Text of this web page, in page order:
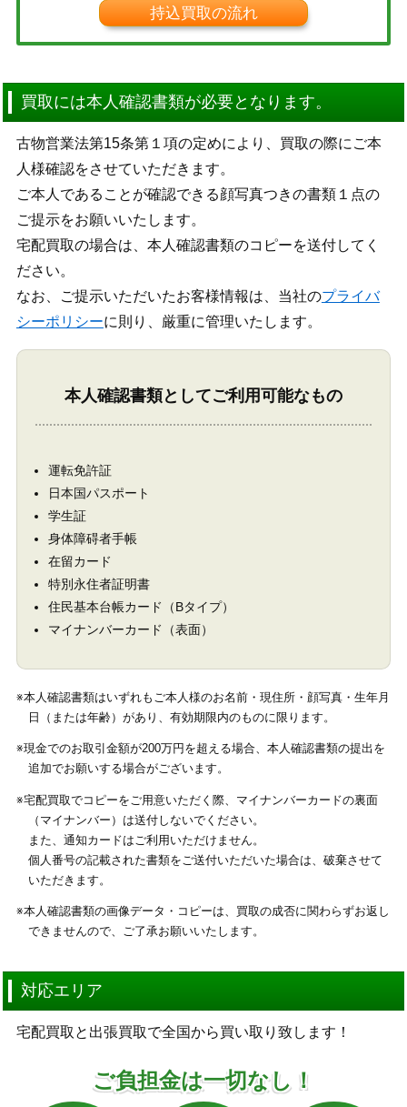
持込買取の流れ
買取には本人確認書類が必要となります。
古物営業法第15条第１項の定めにより、買取の際にご本
人様確認をさせていただきます。
ご本人であることが確認できる顔写真つきの書類１点の
ご提示をお願いいたします。
宅配買取の場合は、本人確認書類のコピーを送付してく
ださい。
なお、ご提示いただいたお客様情報は、当社のプライバ
シーポリシーに則り、厳重に管理いたします。
本人確認書類としてご利用可能なもの
運転免許証
日本国パスポート
学生証
身体障碍者手帳
在留カード
特別永住者証明書
住民基本台帳カード（Bタイプ）
マイナンバーカード（表面）
※本人確認書類はいずれもご本人様のお名前・現住所・顔写真・生年月
日（または年齢）があり、有効期限内のものに限ります。
※現金でのお取引金額が200万円を超える場合、本人確認書類の提出を
追加でお願いする場合がございます。
※宅配買取でコピーをご用意いただく際、マイナンバーカードの裏面
（マイナンバー）は送付しないでください。
また、通知カードはご利用いただけません。
個人番号の記載された書類をご送付いただいた場合は、破棄させて
いただきます。
※本人確認書類の画像データ・コピーは、買取の成否に関わらずお返し
できませんので、ご了承お願いいたします。
対応エリア
宅配買取と出張買取で全国から買い取り致します！
ご負担金は一切なし！